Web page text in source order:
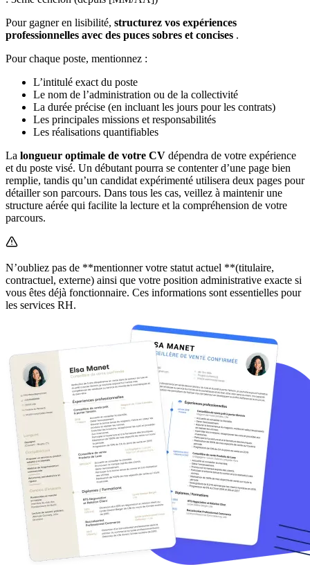
Pour gagner en lisibilité, structurez vos expériences
professionnelles avec des puces sobres et concises .
Pour chaque poste, mentionnez :
L’intitulé exact du poste
Le nom de l’administration ou de la collectivité
La durée précise (en incluant les jours pour les contrats)
Les principales missions et responsabilités
Les réalisations quantifiables
La longueur optimale de votre CV dépendra de votre expérience
et du poste visé. Un débutant pourra se contenter d’une page bien
remplie, tandis qu’un candidat expérimenté utilisera deux pages pour
détailler son parcours. Dans tous les cas, veillez à maintenir une
structure aérée qui facilite la lecture et la compréhension de votre
parcours.
N’oubliez pas de **mentionner votre statut actuel **(titulaire,
contractuel, externe) ainsi que votre position administrative exacte si
vous êtes déjà fonctionnaire. Ces informations sont essentielles pour
les services RH.